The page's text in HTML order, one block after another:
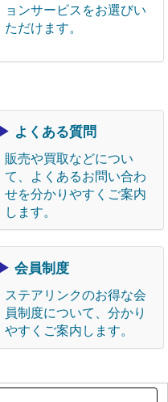
ョンサービスをお選びい
ただけます。
▶ よくある質問
販売や買取などについ
て、よくあるお問い合わ
せを分かりやすくご案内
します。
▶ 会員制度
ステアリンクのお得な会
員制度について、分かり
やすくご案内します。